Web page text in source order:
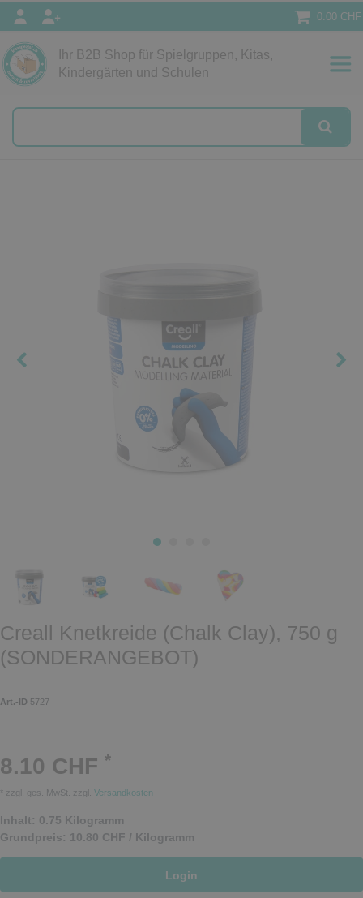
0.00 CHF
Ihr B2B Shop für Spielgruppen, Kitas,
Kindergärten und Schulen
Papeterie
Creall Knetkreide (Chalk Clay), 750 g
(SONDERANGEBOT)
Art.-ID 5727
8.10 CHF *
* zzgl. ges. MwSt. zzgl. Versandkosten
Inhalt: 0.75 Kilogramm
Grundpreis: 10.80 CHF / Kilogramm
Login